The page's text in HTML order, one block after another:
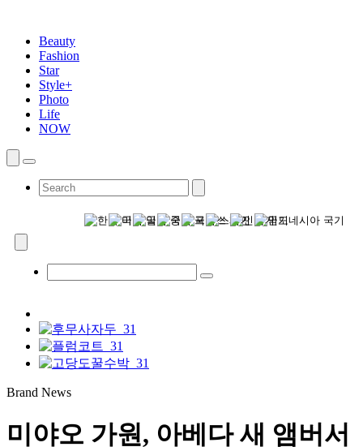
Beauty
Fashion
Star
Style+
Photo
Life
NOW
Brand News
미야오 가원, 아베다 새 앰버서